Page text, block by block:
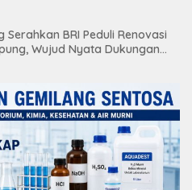
Serahkan BRI Peduli Renovasi
Wujud Nyata Dukungan